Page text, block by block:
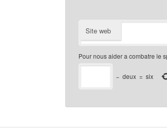
Site web
Pour nous aider a combatre le
− deux = six